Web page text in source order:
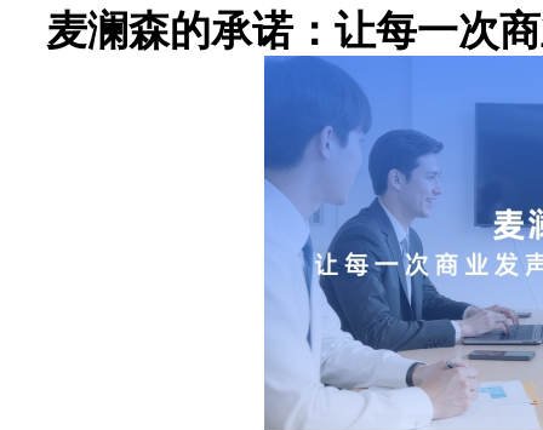
麦澜森的承诺：让每一次